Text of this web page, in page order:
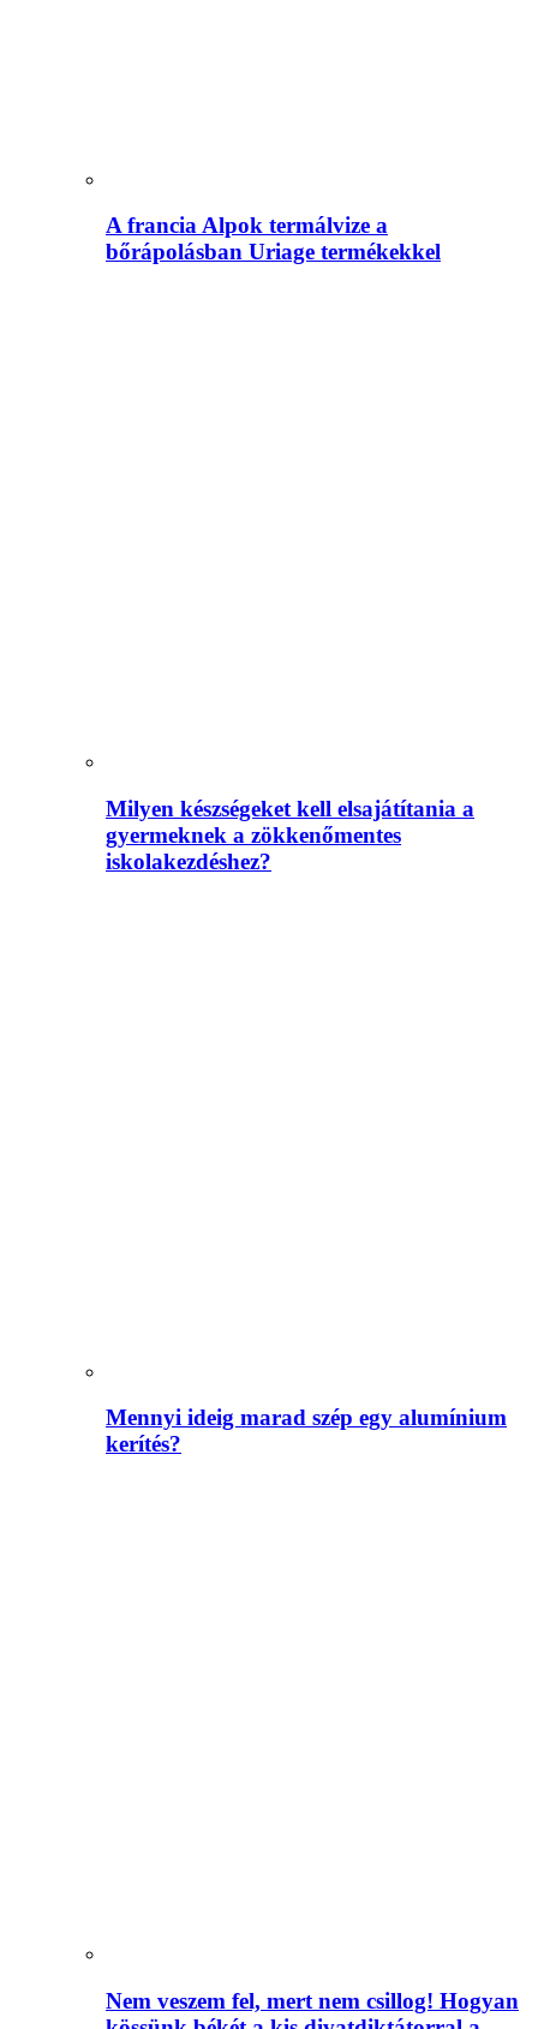
A francia Alpok termálvize a
bőrápolásban Uriage termékekkel
Milyen készségeket kell elsajátítania a
gyermeknek a zökkenőmentes
iskolakezdéshez?
Mennyi ideig marad szép egy alumínium
kerítés?
Nem veszem fel, mert nem csillog! Hogyan